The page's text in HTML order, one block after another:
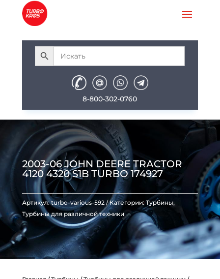
8-800-302-0760
2003-06 JOHN DEERE TRACTOR
4120 4320 S1B TURBO 174927
Артикул:turbo-various-592 Категории:Турбины,
Турбины для различной техники